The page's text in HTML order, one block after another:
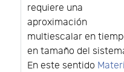
requiere una
aproximación
multiescalar en
en tamaño del
En este sentido